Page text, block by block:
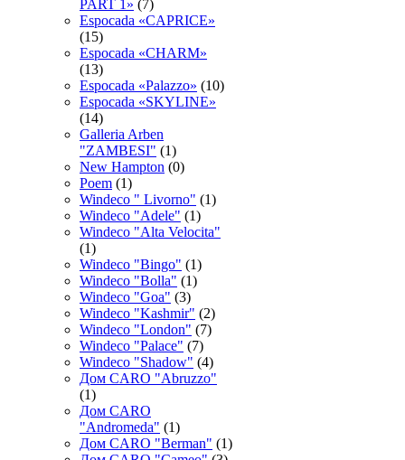
PART 1» (7)
Espocadа «CAPRICE»
(15)
Espocadа «CHARM»
(13)
Espocadа «Palazzo» (10)
Espocadа «SKYLINE»
(14)
Galleria Arben
"ZAMBESI" (1)
New Hampton (0)
Poem (1)
Windeco " Livorno" (1)
Windeco "Adele" (1)
Windeco "Alta Velocita"
(1)
Windeco "Bingo" (1)
Windeco "Bolla" (1)
Windeco "Goa" (3)
Windeco "Kashmir" (2)
Windeco "London" (7)
Windeco "Palace" (7)
Windeco "Shadow" (4)
Дом CARO "Abruzzo"
(1)
Дом CARO
"Andromeda" (1)
Дом CARO "Berman" (1)